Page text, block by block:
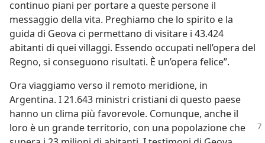
continuo piani per portare a queste persone il
messaggio della vita. Preghiamo che lo spirito e la
guida di Geova ci permettano di visitare i 43.424
abitanti di quei villaggi. Essendo occupati nell’opera del
Regno, si conseguono risultati. È un’opera felice”.
Ora viaggiamo verso il remoto meridione, in
Argentina. I 21.643 ministri cristiani di questo paese
hanno un clima più favorevole. Comunque, anche il
loro è un grande territorio, con una popolazione che